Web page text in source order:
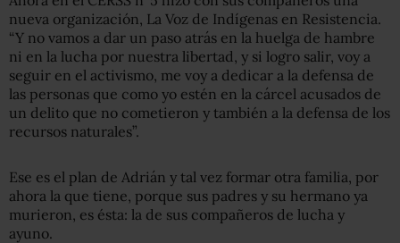
nueva organización, La Voz de Indígenas en Resistencia.
“Y no vamos a dar un paso atrás en la huelga de hambre
ni en la lucha por nuestra libertad, y si logro salir, voy a
seguir en el activismo, me voy a dedicar a la defensa de
las personas que como yo estén en la cárcel acusados de
un delito que no cometieron y también a la defensa de los
recursos naturales”.
Ese es el plan de Adrián y tal vez formar otra familia, por
ahora la que tiene, porque sus padres y su hermano ya
murieron, es ésta: la de sus compañeros de lucha y
ayuno.